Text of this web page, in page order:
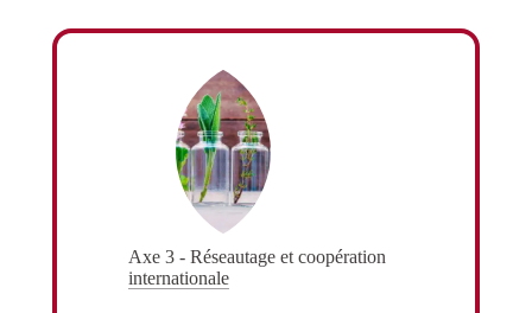
Axe 3 - Réseautage et coopération
internationale